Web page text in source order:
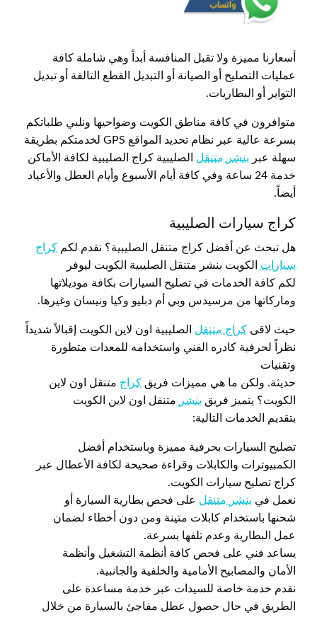
أسعارنا مميزة ولا تقبل المنافسة أبداً وهي شاملة كافة
عمليات التصليح أو الصيانة أو التبديل القطع التالفة أو تبديل
التواير أو البطاريات.
متوافرون في كافة مناطق الكويت وضواحيها ونلبي طلباتكم
بسرعة عالية عبر نظام تحديد المواقع GPS لخدمتكم بطريقة
سهلة عبر بنشر متنقل الصليبية كراج الصليبية لكافة الأماكن
خدمة 24 ساعة وفي كافة أيام الأسبوع وأيام العطل والأعياد
أيضاً.
كراج سيارات الصليبية
هل تبحث عن أفضل كراج متنقل الصليبية؟ نقدم لكم كراج
سيارات الكويت بنشر متنقل الصليبية الكويت ليوفر
لكم كافة الخدمات في تصليح السيارات بكافة موديلاتها
وماركاتها من مرسيدس وبي أم دبليو وكيا ونيسان وغيرها.
حيث لاقى كراج متنقل الصليبية اون لاين الكويت إقبالاً شديداً
نظراً لحرفية كادره الفني واستخدامه للمعدات متطورة
وتقنيات
حديثة. ولكن ما هي مميزات فريق كراج متنقل اون لاين
الكويت؟ يتميز فريق بنشر
متنقل اون لاين الكويت
بتقديم الخدمات التالية:
تصليح السيارات بحرفية مميزة وباستخدام أفضل
الكمبيوترات والكابلات وقراءة صحيحة لكافة الأعطال عبر
كراج تصليح سيارات الكويت.
نعمل في بنشر متنقل على فحص بطارية السيارة أو
شحنها باستخدام كابلات متينة ومن دون أخطاء لضمان
عمل البطارية وعدم تلفها بسرعة.
يساعد فني على فحص كافة أنظمة التشغيل وأنظمة
الأمان والمصابيح الأمامية والخلفية والجانبية.
نقدم خدمة خاصة للسيدات عبر خدمة مساعدة على
الطريق في حال حصول عطل مفاجئ بالسيارة من خلال